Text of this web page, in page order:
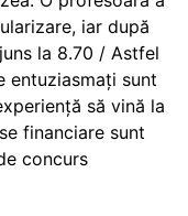
iar după
la 8.70 / Astfel
entuziasmați sunt
să vină la
financiare sunt
concurs